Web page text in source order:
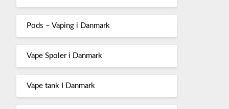
Pods – Vaping i Danmark
Vape Spoler i Danmark
Vape tank I Danmark